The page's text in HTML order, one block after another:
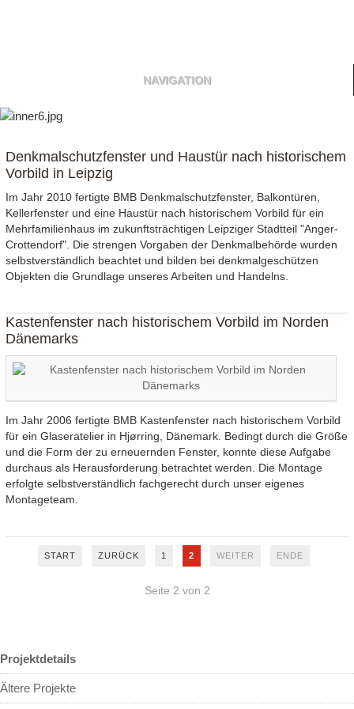
NAVIGATION
Denkmalschutzfenster und Haustür nach historischem
Vorbild in Leipzig
Im Jahr 2010 fertigte BMB Denkmalschutzfenster, Balkontüren,
Kellerfenster und eine Haustür nach historischem Vorbild für ein
Mehrfamilienhaus im zukunftsträchtigen Leipziger Stadtteil "Anger-
Crottendorf". Die strengen Vorgaben der Denkmalbehörde wurden
selbstverständlich beachtet und bilden bei denkmalgeschützen
Objekten die Grundlage unseres Arbeiten und Handelns.
Kastenfenster nach historischem Vorbild im Norden
Dänemarks
Im Jahr 2006 fertigte BMB Kastenfenster nach historischem Vorbild
für ein Glaseratelier in Hjørring, Dänemark. Bedingt durch die Größe
und die Form der zu erneuernden Fenster, konnte diese Aufgabe
durchaus als Herausforderung betrachtet werden. Die Montage
erfolgte selbstverständlich fachgerecht durch unser eigenes
Montageteam.
START ZURÜCK 1 2 WEITER ENDE
Seite 2 von 2
Projektdetails
Ältere Projekte